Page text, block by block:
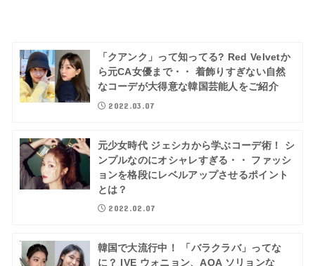
「クアンク」って知ってる? Red Velvetか
ら元CA女優まで・・ 着飾りすぎない自然
なコーデが大得意な韓国芸能人をご紹介
2022.03.07
元少女時代 ジェシカから学ぶコーデ術！ シ
ンプルなのにオシャレすぎる・・ ファッシ
ョンを格段にレベルアップさせるポイント
とは？
2022.02.07
韓国で大流行中！ 「バラクラバ」ってな
に？ IVE ウォニョン、AOA ソリョンな